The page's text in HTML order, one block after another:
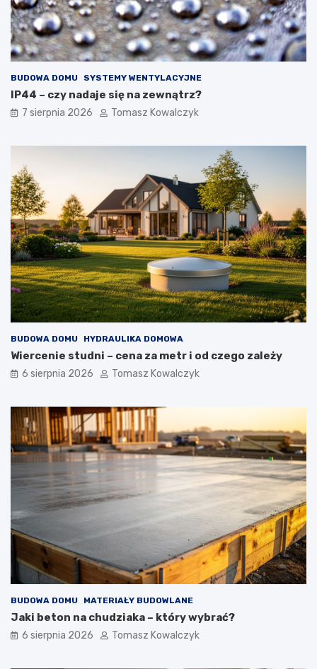
h
i
z
e
n
ę
t
n
c
h
o
w
i
e
BUDOWA DOMU SYSTEMY WENTYLACYJNE
IP44 – czy nadaje się na zewnątrz?
7 sierpnia 2026 Tomasz Kowalczyk
BUDOWA DOMU HYDRAULIKA DOMOWA
Wiercenie studni – cena za metr i od czego zależy
6 sierpnia 2026 Tomasz Kowalczyk
BUDOWA DOMU MATERIAŁY BUDOWLANE
Jaki beton na chudziaka – który wybrać?
6 sierpnia 2026 Tomasz Kowalczyk